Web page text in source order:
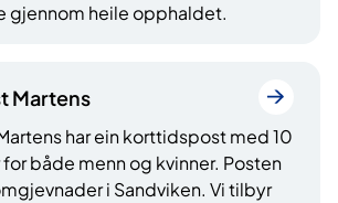
gjennom heile opphaldet.
Martens
har ein korttidspost med 10
både menn og kvinner. Posten
i Sandviken. Vi tilbyr